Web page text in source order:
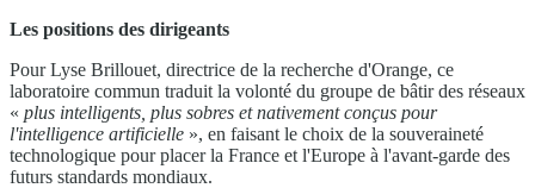
Les positions des dirigeants
Pour Lyse Brillouet, directrice de la recherche d'Orange, ce
laboratoire commun traduit la volonté du groupe de bâtir des réseaux
« plus intelligents, plus sobres et nativement conçus pour
l'intelligence artificielle », en faisant le choix de la souveraineté
technologique pour placer la France et l'Europe à l'avant-garde des
futurs standards mondiaux.